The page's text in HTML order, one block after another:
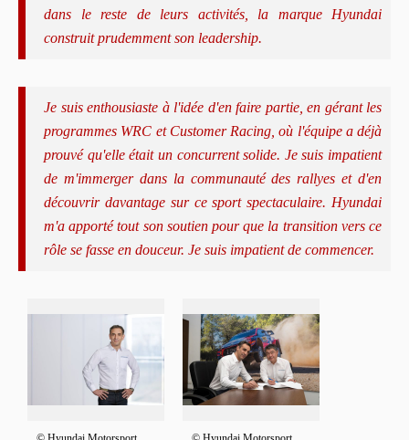
dans le reste de leurs activités, la marque Hyundai
construit prudemment son leadership.
Je suis enthousiaste à l'idée d'en faire partie, en gérant les
programmes WRC et Customer Racing, où l'équipe a déjà
prouvé qu'elle était un concurrent solide. Je suis impatient
de m'immerger dans la communauté des rallyes et d'en
découvrir davantage sur ce sport spectaculaire. Hyundai
m'a apporté tout son soutien pour que la transition vers ce
rôle se fasse en douceur. Je suis impatient de commencer.